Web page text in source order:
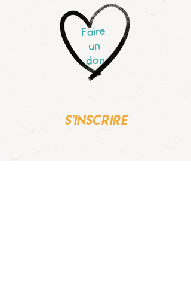
Faire
un
don
s'inscrire